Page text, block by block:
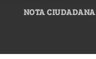
NOTA CIUDADANA